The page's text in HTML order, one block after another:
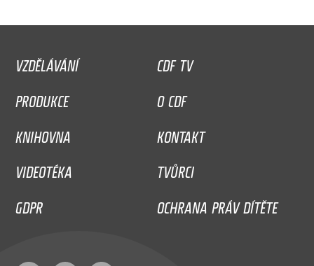
VZDĚLÁVÁNÍ
CDF TV
PRODUKCE
O CDF
KNIHOVNA
KONTAKT
VIDEOTÉKA
TVŮRCI
GDPR
OCHRANA PRÁV DÍTĚTE